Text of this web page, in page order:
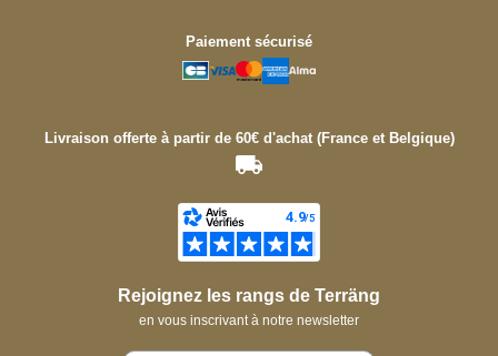
Paiement sécurisé
Livraison offerte à partir de 60€ d'achat (France et Belgique)
Rejoignez les rangs de Terräng
en vous inscrivant à notre newsletter